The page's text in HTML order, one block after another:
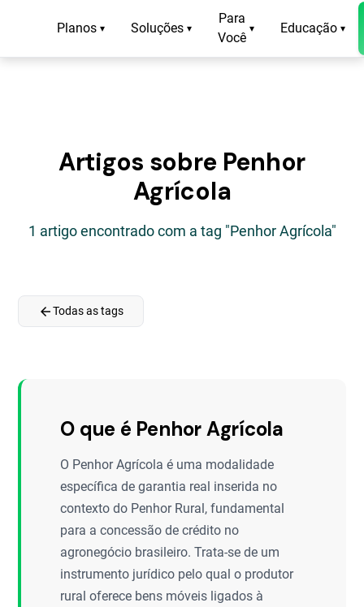
Planos ▾ Soluções ▾
Para
Você
▾ Educação ▾
Artigos sobre Penhor
Agrícola
1 artigo encontrado com a tag "Penhor Agrícola"
arrow_backTodas as tags
O que é Penhor Agrícola
O Penhor Agrícola é uma modalidade
específica de garantia real inserida no
contexto do Penhor Rural, fundamental
para a concessão de crédito no
agronegócio brasileiro. Trata-se de um
instrumento jurídico pelo qual o produtor
rural oferece bens móveis ligados à